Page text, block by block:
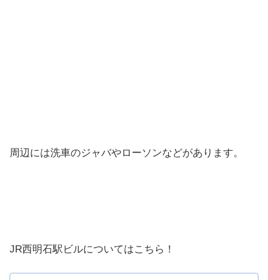
周辺には洗車のジャバやローソンなどがあります。
JR西明石駅ビルについてはこちら！